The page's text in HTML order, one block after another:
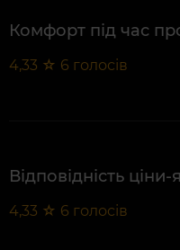
Комфорт під час
4,33 ☆ 6 голосів
Відповідність ціни-
4,33 ☆ 6 голосів